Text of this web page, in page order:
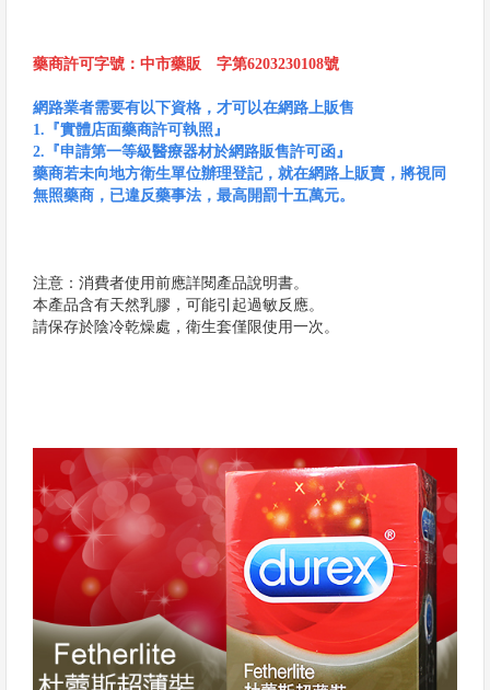
藥商許可字號：中市藥販 字第6203230108號
網路業者需要有以下資格，才可以在網路上販售
1.『實體店面藥商許可執照』
2.『申請第一等級醫療器材於網路販售許可函』
藥商若未向地方衛生單位辦理登記，就在網路上販賣，將視同
無照藥商，已違反藥事法，最高開罰十五萬元。
注意：消費者使用前應詳閱產品說明書。
本產品含有天然乳膠，可能引起過敏反應。
請保存於陰冷乾燥處，衛生套僅限使用一次。